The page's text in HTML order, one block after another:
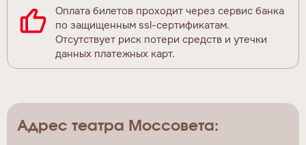
Оплата билетов проходит через сервис банка
по защищенным ssl-сертификатам.
Отсутствует риск потери средств и утечки
данных платежных карт.
Адрес театра Моссовета: